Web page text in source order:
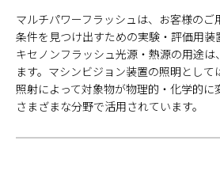
マルチパワーフラッシュは、お客様のご
条件を見つけ出すための実験・評価用装
キセノンフラッシュ光源・熱源の用途は
ます。マシンビジョン装置の照明として
照射によって対象物が物理的・化学的に
さまざまな分野で活用されています。